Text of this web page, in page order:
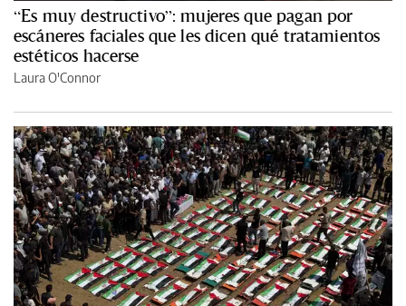
“Es muy destructivo”: mujeres que pagan por
escáneres faciales que les dicen qué tratamientos
estéticos hacerse
Laura O'Connor